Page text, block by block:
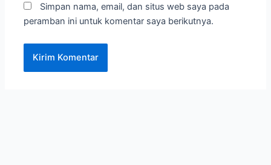
Simpan nama, email, dan situs web saya pada
peramban ini untuk komentar saya berikutnya.